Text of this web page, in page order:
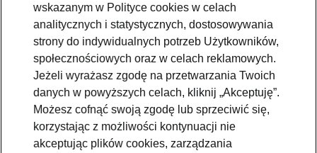
wskazanym w Polityce cookies w celach
analitycznych i statystycznych, dostosowywania
strony do indywidualnych potrzeb Użytkowników,
społecznościowych oraz w celach reklamowych.
Jeżeli wyrażasz zgodę na przetwarzania Twoich
danych w powyższych celach, kliknij „Akceptuję”.
Możesz cofnąć swoją zgodę lub sprzeciwić się,
korzystając z możliwości kontynuacji nie
akceptując plików cookies, zarządzania